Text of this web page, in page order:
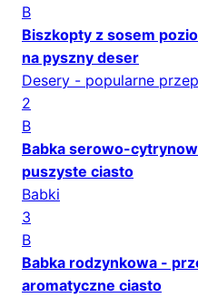
B
Biszkopty z sosem
na pyszny deser
Desery - popularne
2
B
Babka serowo-
puszyste ciasto
Babki
3
B
Babka rodzynkowa -
aromatyczne ciasto